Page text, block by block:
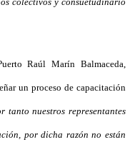
Raúl Marín Balmaceda,
un proceso de capacitación
tanto nuestros representantes
por dicha razón no están